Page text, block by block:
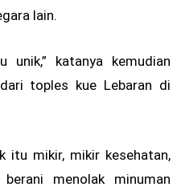
lain.
unik,” katanya kemudian
toples kue Lebaran di
itu mikir, mikir kesehatan,
menolak minuman